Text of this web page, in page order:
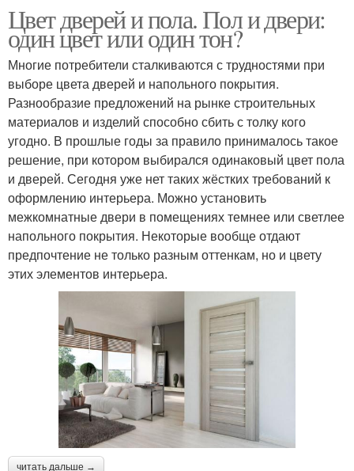
Цвет дверей и пола. Пол и двери:
один цвет или один тон?
Многие потребители сталкиваются с трудностями при
выборе цвета дверей и напольного покрытия.
Разнообразие предложений на рынке строительных
материалов и изделий способно сбить с толку кого
угодно. В прошлые годы за правило принималось такое
решение, при котором выбирался одинаковый цвет пола
и дверей. Сегодня уже нет таких жёстких требований к
оформлению интерьера. Можно установить
межкомнатные двери в помещениях темнее или светлее
напольного покрытия. Некоторые вообще отдают
предпочтение не только разным оттенкам, но и цвету
этих элементов интерьера.
читать дальше →